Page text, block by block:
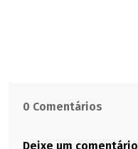
0 Comentários
Deixe um comentário